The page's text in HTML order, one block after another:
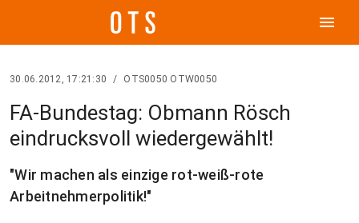
menu
30.06.2012, 17:21:30 / OTS0050 OTW0050
FA-Bundestag: Obmann Rösch
eindrucksvoll wiedergewählt!
"Wir machen als einzige rot-weiß-rote
Arbeitnehmerpolitik!"